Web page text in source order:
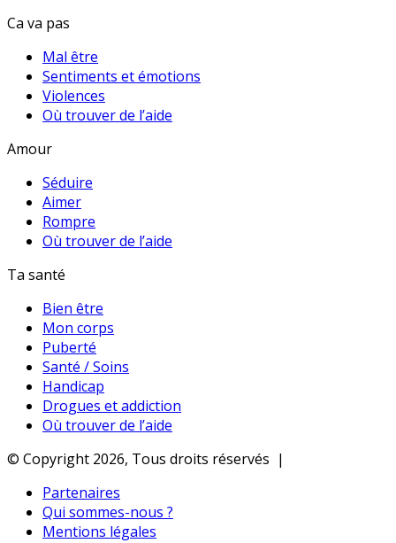
Ca va pas
Mal être
Sentiments et émotions
Violences
Où trouver de l’aide
Amour
Séduire
Aimer
Rompre
Où trouver de l’aide
Ta santé
Bien être
Mon corps
Puberté
Santé / Soins
Handicap
Drogues et addiction
Où trouver de l’aide
© Copyright 2026, Tous droits réservés |
Partenaires
Qui sommes-nous ?
Mentions légales